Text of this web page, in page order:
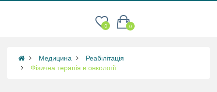
0
0
Медицина
Реабілітація
Фізична терапія в онкології